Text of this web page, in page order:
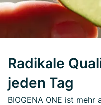
Radikale
jeden Tag
BIOGENA ONE ist mehr